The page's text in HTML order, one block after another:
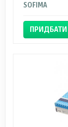
SOFIMA
ПРИДБАТИ